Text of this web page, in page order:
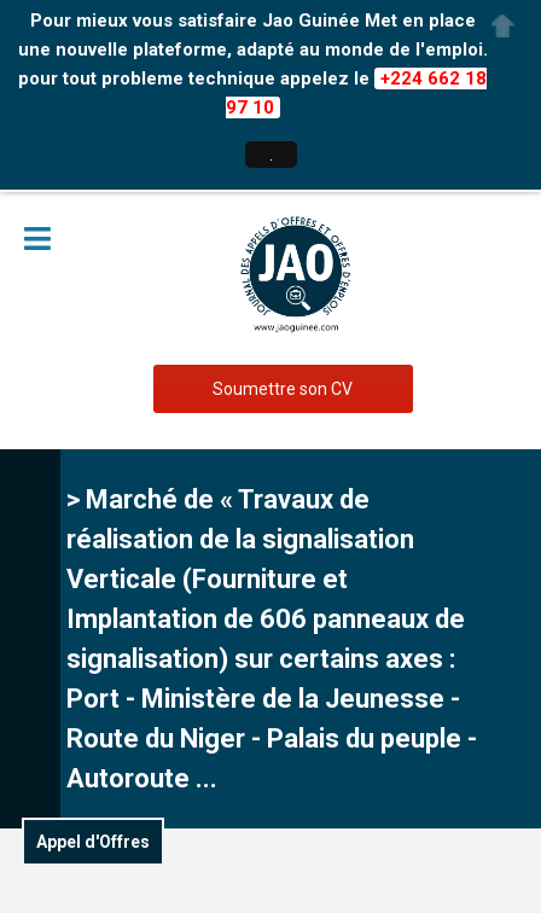
Pour mieux vous satisfaire Jao Guinée Met en place
une nouvelle plateforme, adapté au monde de l'emploi.
pour tout probleme technique appelez le +224 662 18
97 10
Soumettre son CV
> Marché de « Travaux de
réalisation de la signalisation
Verticale (Fourniture et
Implantation de 606 panneaux de
signalisation) sur certains axes :
Port - Ministère de la Jeunesse -
Route du Niger - Palais du peuple -
Autoroute ...
Appel d'Offres